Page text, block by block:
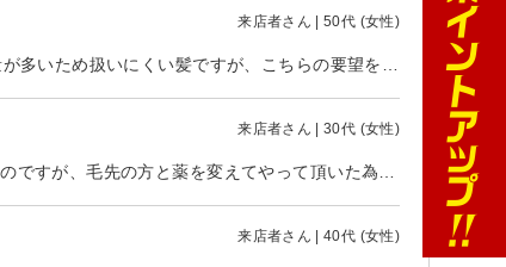
来店者さん | 50代 (女性)
来店者さん | 30代 (女性)
来店者さん | 40代 (女性)